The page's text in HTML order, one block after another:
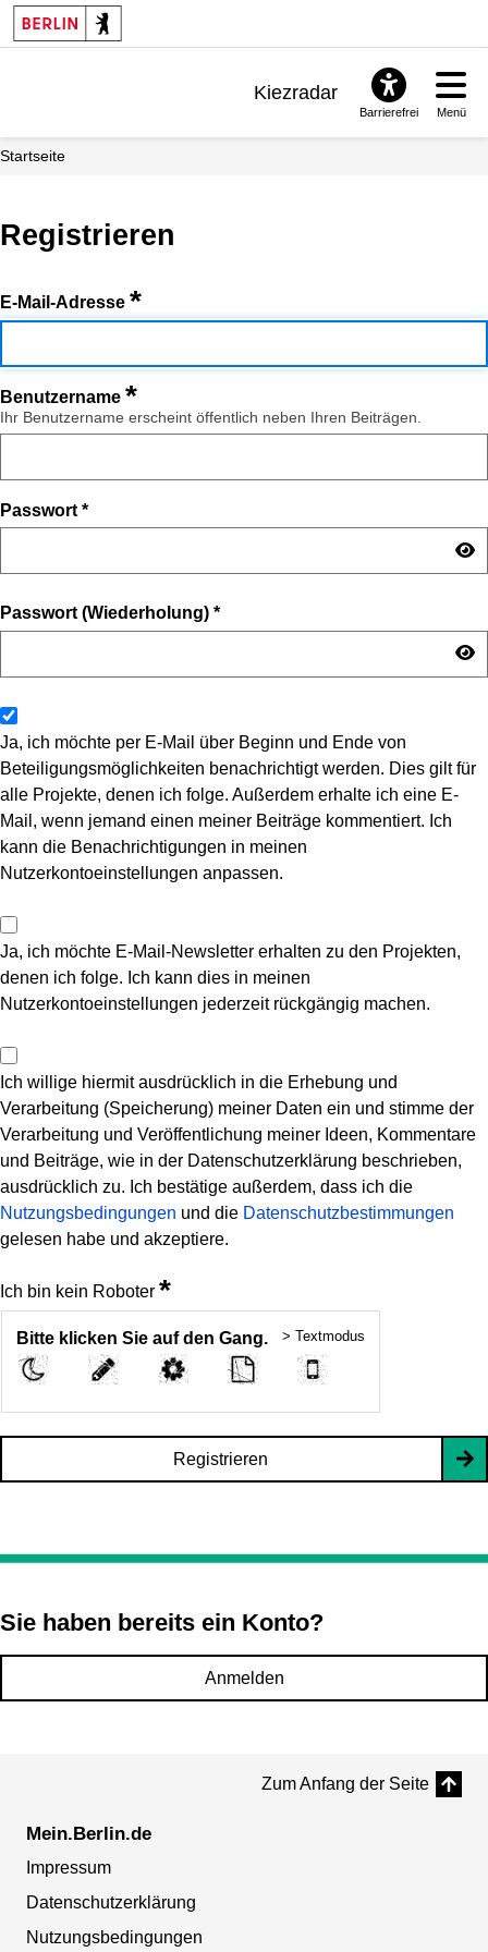
Kiezradar
Barrierefrei Menü
Startseite
Registrieren
E-Mail-Adresse *
Benutzername *
Ihr Benutzername erscheint öffentlich neben Ihren Beiträgen.
Passwort *
Passwort (Wiederholung) *
Ja, ich möchte per E-Mail über Beginn und Ende von
Beteiligungsmöglichkeiten benachrichtigt werden. Dies gilt für
alle Projekte, denen ich folge. Außerdem erhalte ich eine E-
Mail, wenn jemand einen meiner Beiträge kommentiert. Ich
kann die Benachrichtigungen in meinen
Nutzerkontoeinstellungen anpassen.
Ja, ich möchte E-Mail-Newsletter erhalten zu den Projekten,
denen ich folge. Ich kann dies in meinen
Nutzerkontoeinstellungen jederzeit rückgängig machen.
Ich willige hiermit ausdrücklich in die Erhebung und
Verarbeitung (Speicherung) meiner Daten ein und stimme der
Verarbeitung und Veröffentlichung meiner Ideen, Kommentare
und Beiträge, wie in der Datenschutzerklärung beschrieben,
ausdrücklich zu. Ich bestätige außerdem, dass ich die
Nutzungsbedingungen und die Datenschutzbestimmungen
gelesen habe und akzeptiere.
Ich bin kein Roboter *
Bitte klicken Sie auf den Gang. > Textmodus
Registrieren
Sie haben bereits ein Konto?
Anmelden
Zum Anfang der Seite
Mein.Berlin.de
Impressum
Datenschutzerklärung
Nutzungsbedingungen